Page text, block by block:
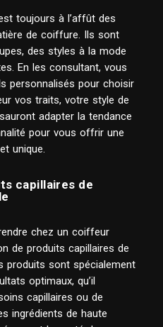
toujours à l’affût des
de coiffure. Ils sont
des styles à la mode
En les consultant, vous
personnalisés pour choisir
vos traits, votre style de
adapter la tendance
pour vous offrir une
unique.
capillaires de
chez un coiffeur
de produits capillaires de
produits sont spécialement
optimaux, qu’il
capillaires ou de
ingrédients de haute